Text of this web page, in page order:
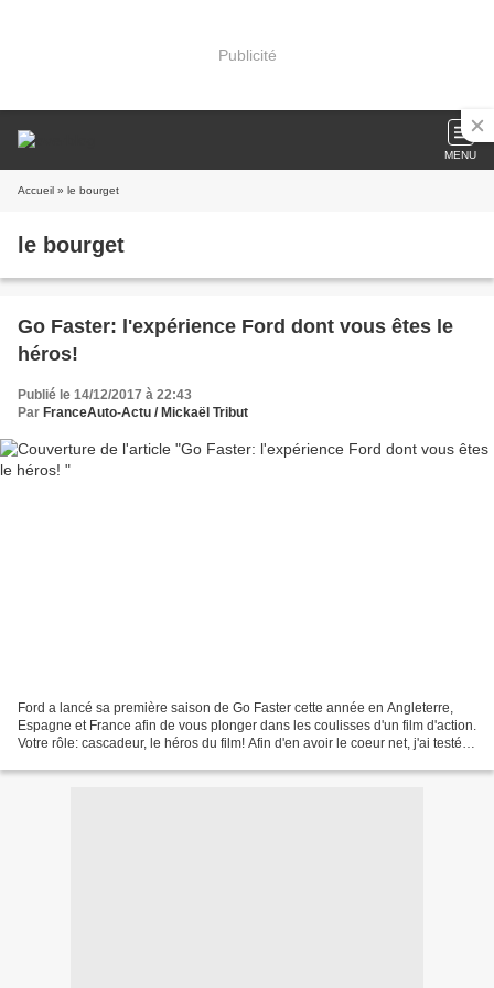
Publicité
MENU
Accueil » le bourget
le bourget
Go Faster: l'expérience Ford dont vous êtes le
héros!
Publié le 14/12/2017 à 22:43
Par FranceAuto-Actu / Mickaël Tribut
Ford a lancé sa première saison de Go Faster cette année en Angleterre,
Espagne et France afin de vous plonger dans les coulisses d'un film d'action.
Votre rôle: cascadeur, le héros du film! Afin d'en avoir le coeur net, j'ai testé